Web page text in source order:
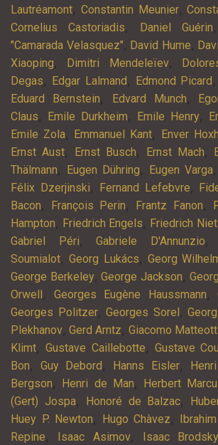
Lautréamont, Constantin Meunier,
Cornelius Castoriadis, Daniel Guérin
"Camarada Velasquez", David Hume,
Xiaoping, Dimitri Mendeleïev,
Degas, Edgar Lalmand , Edmond Picard ,
Eduard Bernstein, Edvard Munch,
Claus, Emile Durkheim, Emile Henry,
Emile Zola, Emmanuel Kant, Enver
Ernst Aust, Ernst Busch, Ernst Mach,
Thälmann, Eugen Dühring, Eugen Varga,
Félix Dzerjinski, Fernand Lefebvre,
Bacon, François Perin, Frantz Fanon,
Hampton, Friedrich Engels, Friedrich
Gabriel Péri,Gabriele D'Annunzio
Soumialot, Georg Lukács, Georg
George Berkeley,George Jackson,
Orwell , Georges Eugène Haussmann,
Georges Politzer, Georges Sorel ,
Plekhanov,Gerd Arntz, Giacomo
Klimt, Gustave Caillebotte, Gustave
Bon, Guy Debord , Hanns Eisler,
Bergson, Henri de Man, Herbert
(Gert) Jospa, Honoré de Balzac,
Huey P. Newton, Hugo Chàvez,
Repine, Isaac Asimov, Isaac Brodsky